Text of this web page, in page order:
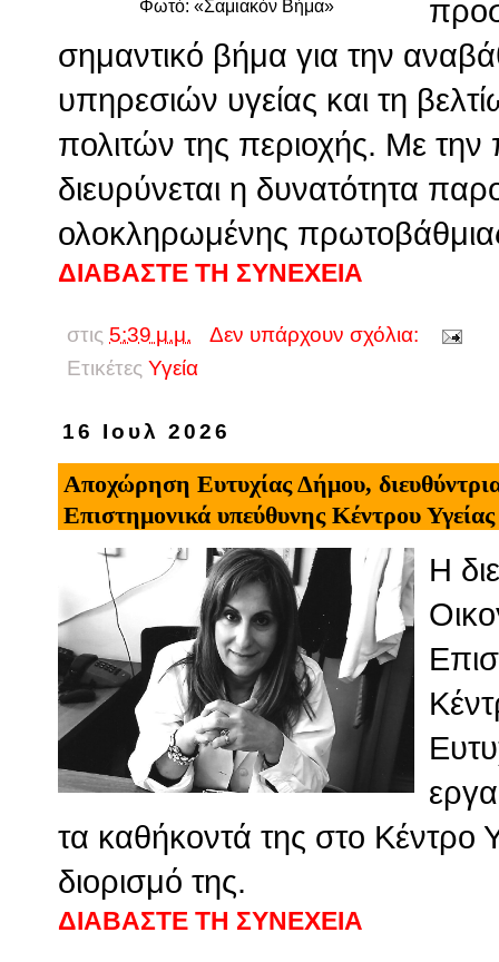
Φωτό: «Σαμιακόν Βήμα»
σημαντικό βήμα για την
υπηρεσιών υγείας και τη
πολιτών της περιοχής. Με
διευρύνεται η δυνατότητα
ολοκληρωμένης
ΔΙΑΒΑΣΤΕ ΤΗ ΣΥΝΕΧΕΙΑ
στις 5:39 μ.μ.
Δεν υπάρχουν σχόλια:
Ετικέτες Υγεία
16 Ιουλ 2026
Αποχώρηση Ευτυχίας Δήμου,
Επιστημονικά υπεύθυνης Κέντρου
Η
τα καθήκοντά της στο Κέντρο
διορισμό της.
ΔΙΑΒΑΣΤΕ ΤΗ ΣΥΝΕΧΕΙΑ